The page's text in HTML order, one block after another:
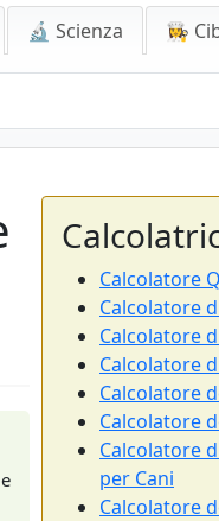
🔬 Scienza 👩‍🍳
Calcolatore
Calcolatore
Calcolatore
Calcolatore
Calcolatore
Calcolatore
Calcolatore
per Cani
Calcolatore